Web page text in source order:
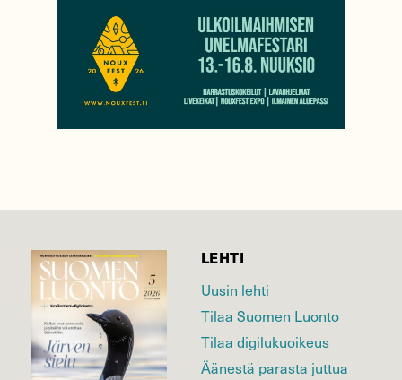
LEHTI
Uusin lehti
Tilaa Suomen Luonto
Tilaa digilukuoikeus
Äänestä parasta juttua